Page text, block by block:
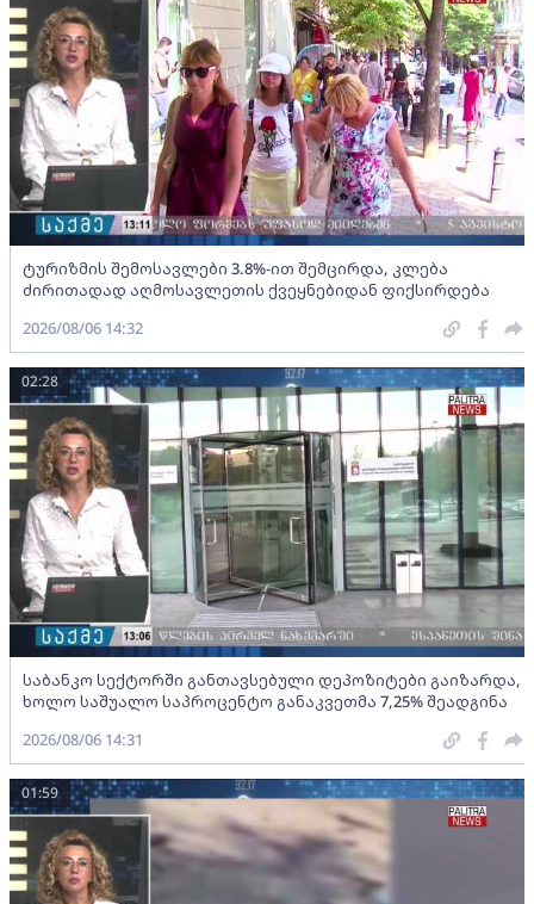
ტურიზმის შემოსავლები 3.8%-ით შემცირდა, კლება
ძირითადად აღმოსავლეთის ქვეყნებიდან ფიქსირდება
2026/08/06 14:32
საბანკო სექტორში განთავსებული დეპოზიტები გაიზარდა,
ხოლო საშუალო საპროცენტო განაკვეთმა 7,25% შეადგინა
02:28
2026/08/06 14:31
01:59